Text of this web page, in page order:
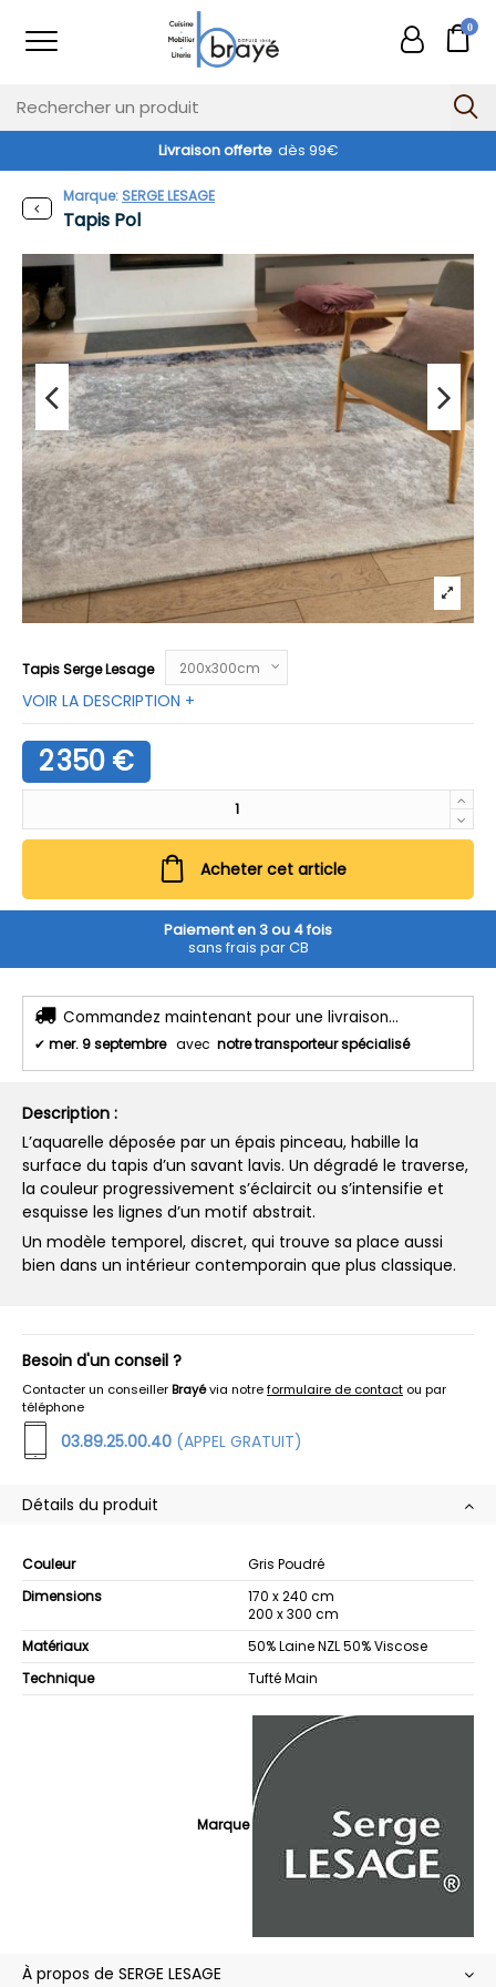
0
Livraison offerte dès 99€
Tapis Pol
Marque: SERGE LESAGE
Tapis Serge Lesage
VOIR LA DESCRIPTION +
2 350 €
Acheter cet article
Paiement en 3 ou 4 fois
sans frais par CB
Commandez maintenant pour une livraison...
✔ mer. 9 septembre avec notre transporteur spécialisé
Description :
L’aquarelle déposée par un épais pinceau, habille la
surface du tapis d’un savant lavis. Un dégradé le traverse,
la couleur progressivement s’éclaircit ou s’intensifie et
esquisse les lignes d’un motif abstrait.
Un modèle temporel, discret, qui trouve sa place aussi
bien dans un intérieur contemporain que plus classique.
Besoin d'un conseil ?
Contacter un conseillerBrayévia notreformulaire de contact ou par
téléphone
03.89.25.00.40 (APPEL GRATUIT)
Détails du produit
Couleur
Gris Poudré
Dimensions
170 x 240 cm
200 x 300 cm
Matériaux
50% Laine NZL 50% Viscose
Technique
Tufté Main
Marque
À propos de SERGE LESAGE